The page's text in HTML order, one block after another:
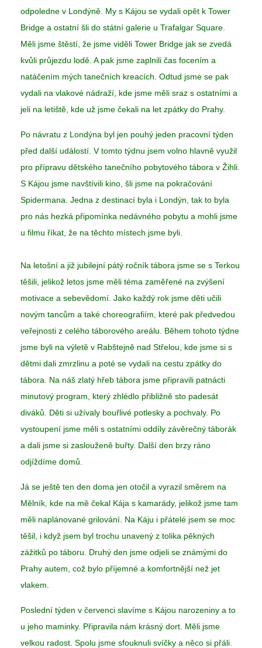
odpoledne v Londýně. My s Kájou se vydali opět k Tower
Bridge a ostatní šli do státní galerie u Trafalgar Square.
Měli jsme štěstí, že jsme viděli Tower Bridge jak se zvedá
kvůli průjezdu lodě. A pak jsme zaplnili čas focením a
natáčením mých tanečních kreacích. Odtud jsme se pak
vydali na vlakové nádraží, kde jsme měli sraz s ostatními a
jeli na letiště, kde už jsme čekali na let zpátky do Prahy.
Po návratu z Londýna byl jen pouhý jeden pracovní týden
před další událostí. V tomto týdnu jsem volno hlavně využil
pro přípravu dětského tanečního pobytového tábora v Žihli.
S Kájou jsme navštívili kino, šli jsme na pokračování
Spidermana. Jedna z destinací byla i Londýn, tak to byla
pro nás hezká připomínka nedávného pobytu a mohli jsme
u filmu říkat, že na těchto místech jsme byli.
Na letošní a již jubilejní pátý ročník tábora jsme se s Terkou
těšili, jelikož letos jsme měli téma zaměřené na zvýšení
motivace a sebevědomí. Jako každý rok jsme děti učili
novým tancům a také choreografiím, které pak předvedou
veřejnosti z celého táborového areálu. Během tohoto týdne
jsme byli na výletě v Rabštejně nad Střelou, kde jsme si s
dětmi dali zmrzlinu a poté se vydali na cestu zpátky do
tábora. Na náš zlatý hřeb tábora jsme připravili patnácti
minutový program, který zhlédlo přibližně sto padesát
diváků. Děti si užívaly bouřlivé potlesky a pochvaly. Po
vystoupení jsme měli s ostatními oddíly závěrečný táborák
a dali jsme si zaslouženě buřty. Další den brzy ráno
odjíždíme domů.
Já se ještě ten den doma jen otočil a vyrazil směrem na
Mělník, kde na mě čekal Kája s kamarády, jelikož jsme tam
měli naplánované grilování. Na Káju i přátelé jsem se moc
těšil, i když jsem byl trochu unavený z tolika pěkných
zážitků po táboru. Druhý den jsme odjeli se známými do
Prahy autem, což bylo příjemné a komfortnější než jet
vlakem.
Poslední týden v červenci slavíme s Kájou narozeniny a to
u jeho maminky. Připravila nám krásný dort. Měli jsme
velkou radost. Spolu jsme sfouknuli svíčky a něco si přáli.